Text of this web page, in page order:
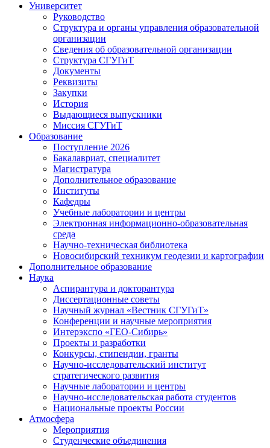
Университет
Руководство
Структура и органы управления образовательной
организации
Сведения об образовательной организации
Структура СГУГиТ
Документы
Реквизиты
Закупки
История
Выдающиеся выпускники
Миссия СГУГиТ
Образование
Поступление 2026
Бакалавриат, специалитет
Магистратура
Дополнительное образование
Институты
Кафедры
Учебные лаборатории и центры
Электронная информационно-образовательная
среда
Научно-техническая библиотека
Новосибирский техникум геодезии и картографии
Дополнительное образование
Наука
Аспирантура и докторантура
Диссертационные советы
Научный журнал «Вестник СГУГиТ»
Конференции и научные мероприятия
Интерэкспо «ГЕО-Сибирь»
Проекты и разработки
Конкурсы, стипендии, гранты
Научно-исследовательский институт
стратегического развития
Научные лаборатории и центры
Научно-исследовательская работа студентов
Национальные проекты России
Атмосфера
Мероприятия
Студенческие объединения